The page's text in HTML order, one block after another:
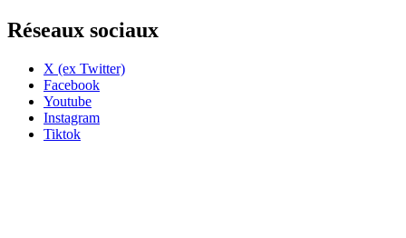
Réseaux sociaux
X (ex Twitter)
Facebook
Youtube
Instagram
Tiktok